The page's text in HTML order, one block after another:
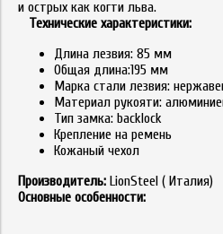
и острых как когти льва.
Технические характеристики:
Длина лезвия: 85 мм
Общая длина:195 мм
Марка стали лезвия:
Материал рукояти:
Тип замка: backlock
Крепление на ремень
Кожаный чехол
Производитель: LionSteel ( Италия)
Основные особенности: